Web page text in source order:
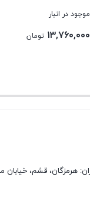
موجود در انبار
۱۳,۷۶۰,۰۰۰ تومان
هرمزگان، قشم، خیابان